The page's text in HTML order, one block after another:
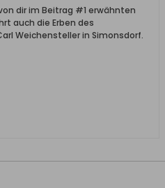
dir im Beitrag #1 erwähnten
auch die Erben des
Weichensteller in Simonsdorf.